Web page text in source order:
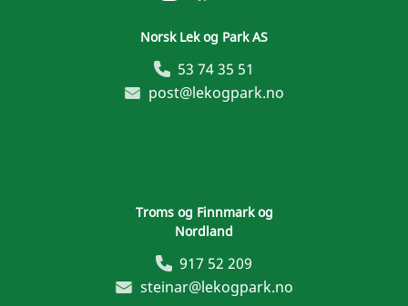
Norsk Lek og Park AS
53 74 35 51
post@lekogpark.no
Troms og Finnmark og
Nordland
917 52 209
steinar@lekogpark.no